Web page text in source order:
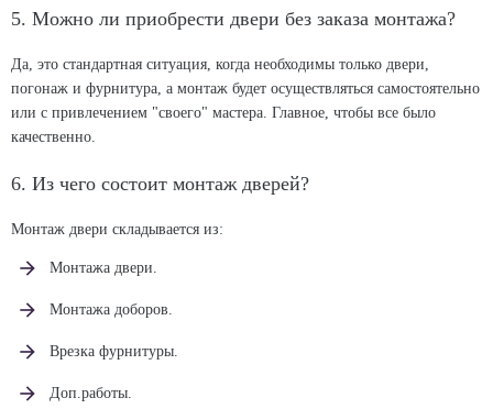
5. Можно ли приобрести двери без заказа монтажа?
Да, это стандартная ситуация, когда необходимы только двери,
погонаж и фурнитура, а монтаж будет осуществляться самостоятельно
или с привлечением "своего" мастера. Главное, чтобы все было
качественно.
6. Из чего состоит монтаж дверей?
Монтаж двери складывается из:
Монтажа двери.
Монтажа доборов.
Врезка фурнитуры.
Доп.работы.